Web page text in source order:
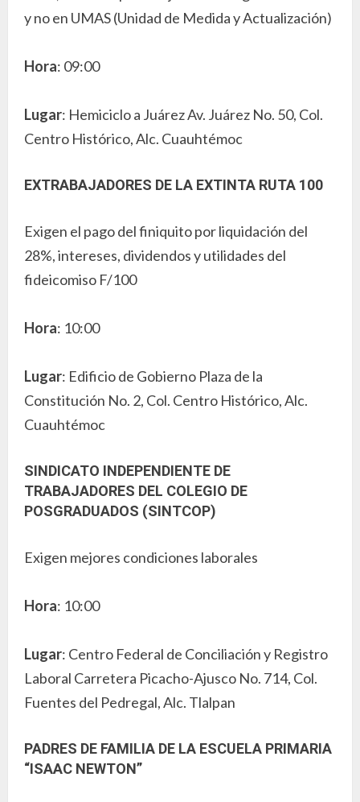
y no en UMAS (Unidad de Medida y Actualización)
Hora: 09:00
Lugar: Hemiciclo a Juárez Av. Juárez No. 50, Col.
Centro Histórico, Alc. Cuauhtémoc
EXTRABAJADORES DE LA EXTINTA RUTA 100
Exigen el pago del finiquito por liquidación del
28%, intereses, dividendos y utilidades del
fideicomiso F/100
Hora: 10:00
Lugar: Edificio de Gobierno Plaza de la
Constitución No. 2, Col. Centro Histórico, Alc.
Cuauhtémoc
SINDICATO INDEPENDIENTE DE
TRABAJADORES DEL COLEGIO DE
POSGRADUADOS (SINTCOP)
Exigen mejores condiciones laborales
Hora: 10:00
Lugar: Centro Federal de Conciliación y Registro
Laboral Carretera Picacho-Ajusco No. 714, Col.
Fuentes del Pedregal, Alc. Tlalpan
PADRES DE FAMILIA DE LA ESCUELA PRIMARIA
“ISAAC NEWTON”